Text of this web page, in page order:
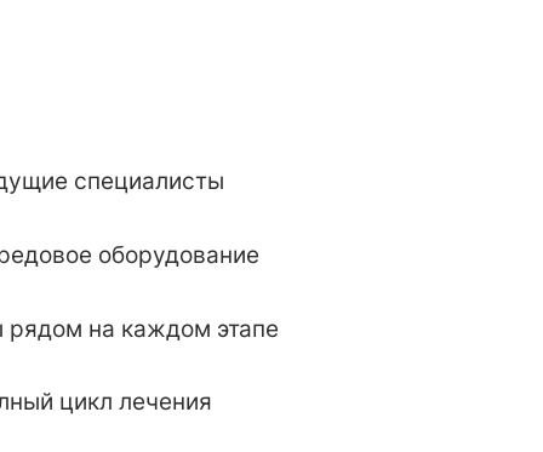
специалисты
оборудование
на каждом этапе
цикл лечения